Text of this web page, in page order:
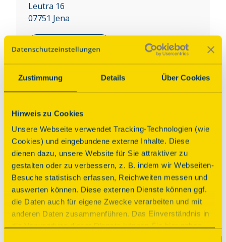
Zustimmung Details Über Cookies
Hinweis zu Cookies
Unsere Webseite verwendet Tracking-Technologien (wie
Cookies) und eingebundene externe Inhalte. Diese
dienen dazu, unsere Website für Sie attraktiver zu
gestalten oder zu verbessern, z. B. indem wir Webseiten-
Besuche statistisch erfassen, Reichweiten messen und
auswerten können. Diese externen Dienste können ggf.
die Daten auch für eigene Zwecke verarbeiten und mit
anderen Daten zusammenführen. Das Einverständnis in
die Verwendung dieser Dienste können Sie hier geben.
Leutra 16
07751 Jena
Auf Karte anzeigen
Über dieses Denkmal
Die im 12. Jh. als Chorquadratkirche errichtete
Kirche St. Nikolaus war eine Filiale von St.
Laurentius zu Maua. Beide Kirchen gehörten zum
Zisterzienserkloster Grünhain im Erzgebirge. Um
1250 wurde das rechteckige Altarhaus (Chor) als
vierstöckiger rechteckiger Wehrturm aufgestockt.
St. Nikolaus diente als Wehrkirche. Reste der
Wehrmauer und eine Rundbastion haben sich
erhalten. Ein besonderes Kleinod ist die „Rosette